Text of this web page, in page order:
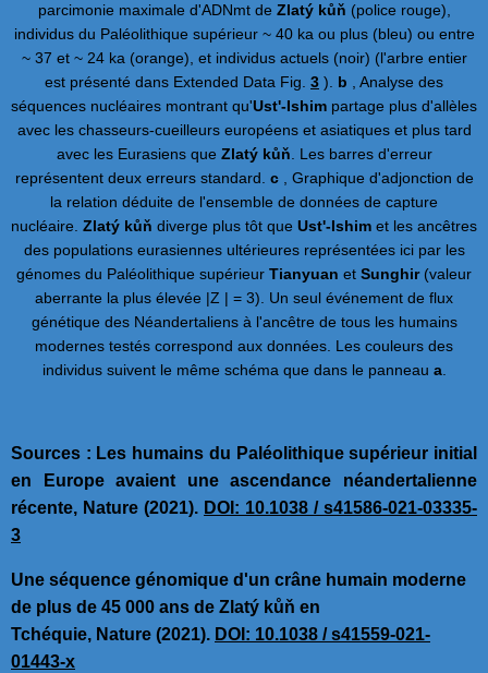
parcimonie maximale d'ADNmt de Zlatý kůň (police rouge),
individus du Paléolithique supérieur ~ 40 ka ou plus (bleu) ou entre
~ 37 et ~ 24 ka (orange), et individus actuels (noir) (l'arbre entier
est présenté dans Extended Data Fig. 3 ). b , Analyse des
séquences nucléaires montrant qu'Ust'-Ishim partage plus d'allèles
avec les chasseurs-cueilleurs européens et asiatiques et plus tard
avec les Eurasiens que Zlatý kůň . Les barres d'erreur
représentent deux erreurs standard. c, Graphique d'adjonction de
la relation déduite de l'ensemble de données de capture
nucléaire. Zlatý kůň diverge plus tôt que Ust'-Ishim et les ancêtres
des populations eurasiennes ultérieures représentées ici par les
génomes du Paléolithique supérieur Tianyuan et Sunghir(valeur
aberrante la plus élevée |Z | = 3). Un seul événement de flux
génétique des Néandertaliens à l'ancêtre de tous les humains
modernes testés correspond aux données. Les couleurs des
individus suivent le même schéma que dans le panneau a.
Sources : Les humains du Paléolithique supérieur initial
en Europe avaient une ascendance néandertalienne
récente, Nature (2021). DOI: 10.1038 / s41586-021-03335-
3
Une séquence génomique d'un crâne humain moderne
de plus de 45 000 ans de Zlatý kůň en
Tchéquie, Nature (2021). DOI: 10.1038 / s41559-021-
01443-x